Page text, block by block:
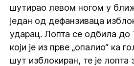
шутирао левом ногом у
један од дефанзиваца
ударац. Лопта се одбила до
који је из прве „опалио“ ка
шут изблокиран, те је лопта